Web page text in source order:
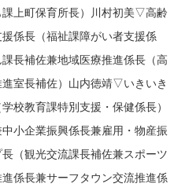
上町保育所長）川村初美▽高齢
係長（福祉課障がい者支援係
長補佐兼地域医療推進係長（高
室長補佐）山内徳靖▽いきいき
校教育課特別支援・保健係長）
小企業振興係長兼雇用・物産振
（観光交流課長補佐兼スポーツ
係長兼サーフタウン交流推進係